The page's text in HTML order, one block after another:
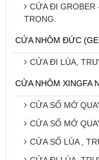
CỬA ĐI GROBER
TRỌNG.
CỬA NHÔM ĐỨC
CỬA ĐI LÙA,
CỬA NHÔM XINGFA
CỬA SỔ MỞ
CỬA SỔ MỞ
CỬA SỔ LÙA ,